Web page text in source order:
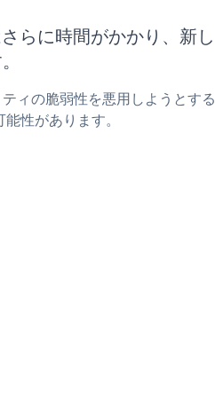
らに時間がかかり、新し
ィの脆弱性を悪用しようとする
性があります。